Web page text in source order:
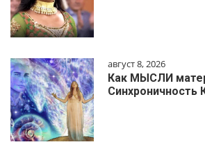
август 8, 2026
Как МЫСЛИ
Синхроничность